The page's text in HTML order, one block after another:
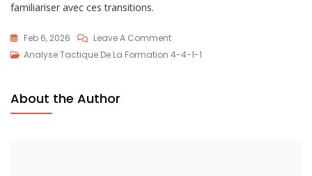
familiariser avec ces transitions.
Feb 6, 2026 Leave A CommentOn
Cadre
Analyse Tactique De La Formation 4-4-1-1
About the Author